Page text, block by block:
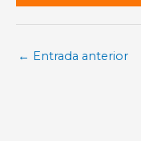
← Entrada anterior